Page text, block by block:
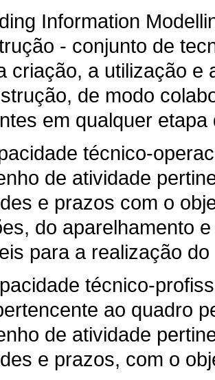
Information
- conjunto de
criação, a utilização e
de modo
em qualquer
técnico-
de atividade
e prazos com o
do aparelhamento
para a realização
técnico-
ao quadro
de atividade
e prazos, com o